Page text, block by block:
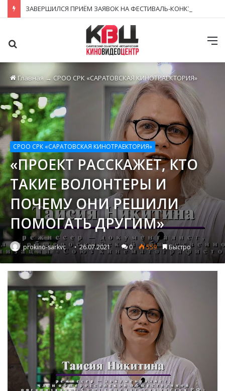
Главная →СРОО СРК «САРАТОВСКАЯ КИНОТРАЕКТОРИЯ»
СРОО СРК «САРАТОВСКАЯ КИНОТРАЕКТОРИЯ»
«ПРОЕКТ РАССКАЖЕТ, КТО
ТАКИЕ ВОЛОНТЕРЫ И
ПОЧЕМУ ОНИ РЕШИЛИ
ПОМОГАТЬ ДРУГИМ»
prokino-sarkvc 26.07.2021 0 559 Быстро